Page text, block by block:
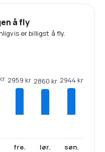
å fly
er billigst å fly.
2959 kr
fre.
2860 kr
lør.
2944 kr
søn.